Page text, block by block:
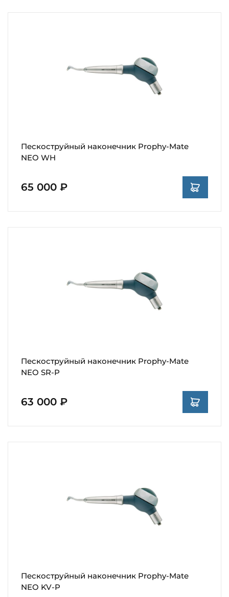
Пескоструйный наконечник Prophy-Mate
NEO WH
65 000 ₽
Пескоструйный наконечник Prophy-Mate
NEO SR-P
63 000 ₽
Пескоструйный наконечник Prophy-Mate
NEO KV-P